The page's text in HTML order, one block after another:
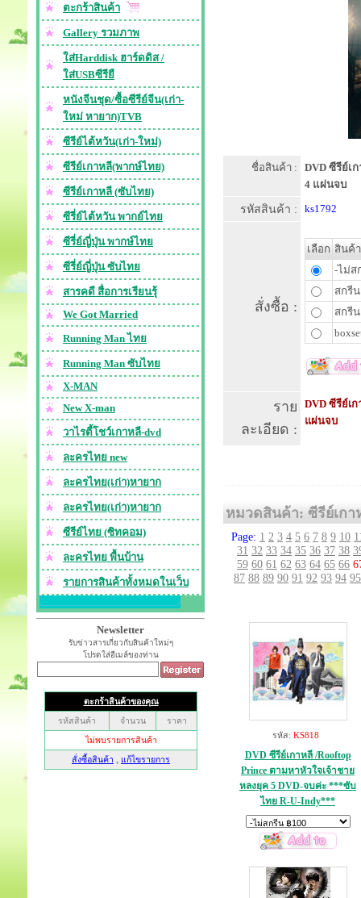
ตะกร้าสินค้า
Gallery รวมภาพ
ใส่Harddisk ฮาร์ดดิส /
ใส่USBซีรียื
หนังจีนชุด/ซื้อซีรีย์จีน(เก่า-
ใหม่ หายาก)TVB
ซีรีย์ไต้หวัน(เก่า-ใหม่)
ซีรีย์เกาหลี(พากษ์ไทย)
ซีรีย์เกาหลี (ซับไทย)
ซีรี่ย์ไต้หวัน พากย์ไทย
ซีรี่ย์ญี่ปุ่น พากษ์ไทย
ซีรี่ย์ญี่ปุ่น ซับไทย
สารคดี สื่อการเรียนรุ้
We Got Married
Running Man ไทย
Running Man ซับไทย
X-MAN
New X-man
วาไรตี้โชว์เกาหลี-dvd
ละครไทย new
ละครไทย(เก่า)หายาก
ละครไทย(เก่า)หายาก
ซีรีย์ไทย (ซิทคอม)
ละครไทย พื้นบ้าน
รายการสินค้าทั้งหมดในเว็บ
Newsletter
รับข่าวสารเกี่ยวกับสินค้าใหม่ๆ
โปรดใส่อีเมล์ของท่าน
ชื่อสินค้า :
DVD ซีรีย์เ
4 แผ่นจบ
รหัสสินค้า : ks1792
สั่งซื้อ :
เลือก สินค้า
-ไม่ส
สกรี
สกรี
ราย
ละเอียด :
DVD ซีรีย์เก
แผ่นจบ
หมวดสินค้า: ซีรีย์เกา
Page: 1 2 3 4 5 6 7 8 9 10
31 32 33 34 35 36 37 38
59 60 61 62 63 64 65 66
87 88 89 90 91 92 93 94 95
รหัส: KS818
DVD ซีรีย์เกาหลี /Rooftop
Prince ตามหาหัวใจเจ้าชาย
หลงยุค 5 DVD-จบค่ะ ***ซับ
ไทย R-U-Indy***